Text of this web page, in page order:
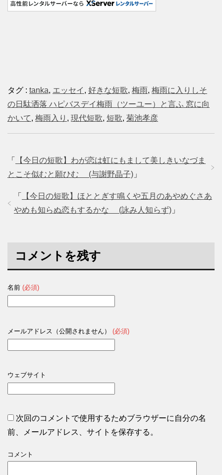
タグ : tanka, エッセイ , 好きな短歌, 梅雨, 梅雨に入りしそ
の日駄洒落 ハピバスデイ梅雨（ツーユー）と言ふ 窓に向
かいて, 梅雨入り , 現代短歌, 短歌, 菊池孝彦
「
【今日の短歌】わが恋は虹にもまして美しきいなづま
とこそ似むと願ひむ (与謝野晶子) 」
「
【今日の短歌】ほととぎす鳴くや五月のあやめぐさあ
やめも知らぬ恋もするかな (詠み人知らず) 」
コメントを残す
名前 (必須)
メールアドレス（公開されません） (必須)
ウェブサイト
次回のコメントで使用するためブラウザーに自分の名
前、メールアドレス、サイトを保存する。
コメント